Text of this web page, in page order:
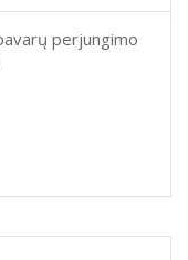
perjungimo